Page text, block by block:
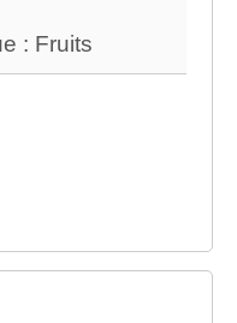
: Fruits